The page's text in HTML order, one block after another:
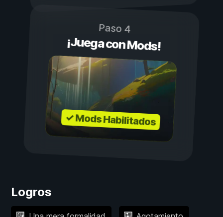
Paso 4
¡Juega con Mods!
✓ Mods Habilitados
Logros